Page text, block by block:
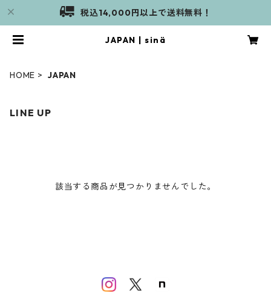
税込14,000円以上で送料無料！
JAPAN | sinä
HOME JAPAN
LINE UP
該当する商品が見つかりませんでした。